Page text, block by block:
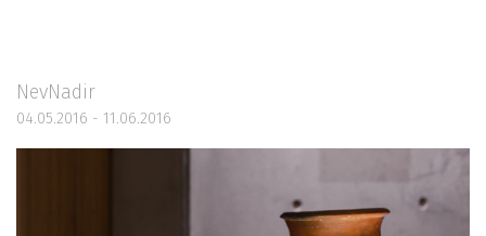
NevNadir
04.05.2016 - 11.06.2016